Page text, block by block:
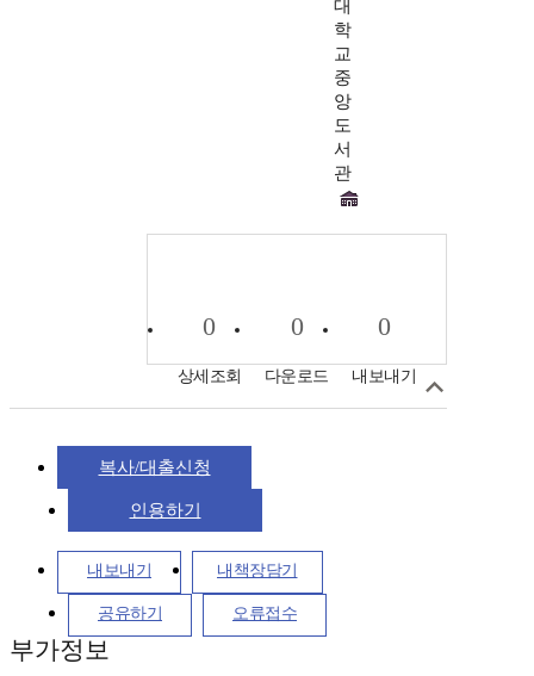
대
학
교
중
앙
도
서
관
0
상세조회
0
다운로드
0
내보내기
복사/대출신청
인용하기
내보내기 내책장담기
공유하기 오류접수
부가정보